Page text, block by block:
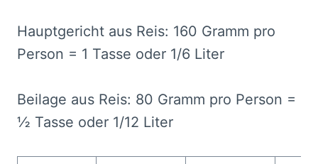
Hauptgericht aus Reis: 160 Gramm pro
Person = 1 Tasse oder 1/6 Liter
Beilage aus Reis: 80 Gramm pro Person =
½ Tasse oder 1/12 Liter